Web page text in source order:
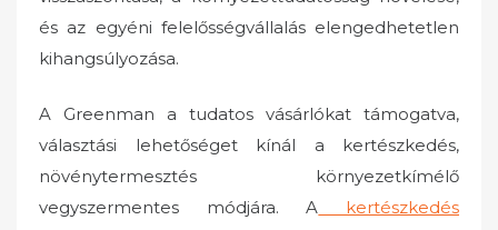
és az egyéni felelősségvállalás elengedhetetlen
kihangsúlyozása.
A Greenman a tudatos vásárlókat támogatva,
választási lehetőséget kínál a kertészkedés,
növénytermesztés környezetkímélő
vegyszermentes módjára. A kertészkedés